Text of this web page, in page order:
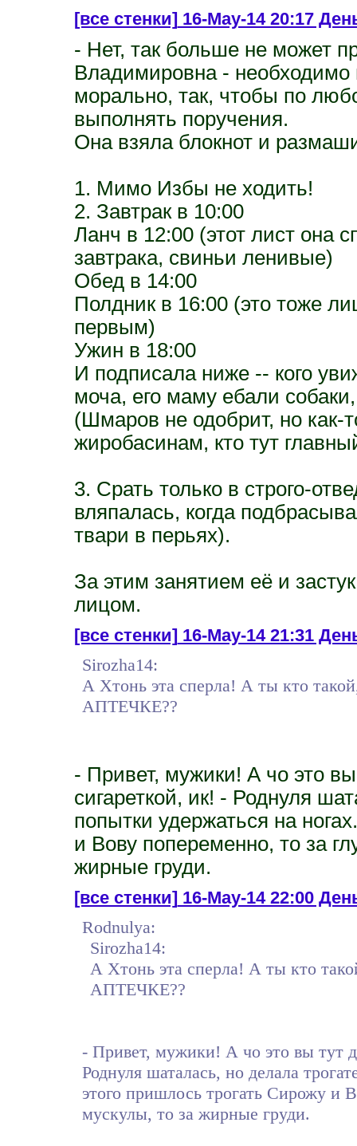
[все стенки]16-May-14 20:17
- Нет, так больше не может
Владимировна -
морально, так, чтобы по
выполнять поручения.
Она взяла блокнот и
1. Мимо Избы не ходить!
2. Завтрак в 10:00
Ланч в 12:00 (этот лист она
завтрака, свиньи ленивые)
Обед в 14:00
Полдник в 16:00 (это тоже
первым)
Ужин в 18:00
И подписала ниже -- кого
моча, его маму ебали
(Шмаров не одобрит, но как-
жиробасинам, кто тут
3. Срать только в строго-
вляпалась, когда
твари в перьях).
За этим занятием её и
лицом.
[все стенки]16-May-14 21:31
Sirozha14:
А Хтонь эта сперла! А ты кто
АПТЕЧКЕ??
- Привет, мужики! А чо это
сигареткой, ик! - Роднуля
попытки удержаться на
и Вову попеременно, то за
жирные груди.
[все стенки]16-May-14 22:00
Rodnulya:
Sirozha14:
А Хтонь эта сперла! А ты кто
АПТЕЧКЕ??
- Привет, мужики! А чо это вы тут
Роднуля шаталась, но делала
этого пришлось трогать Сирожу и
мускулы, то за жирные груди.